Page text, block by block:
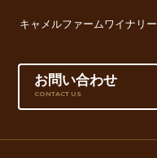
キャメルファームワイナリー
お問い合わせ
CONTACT US